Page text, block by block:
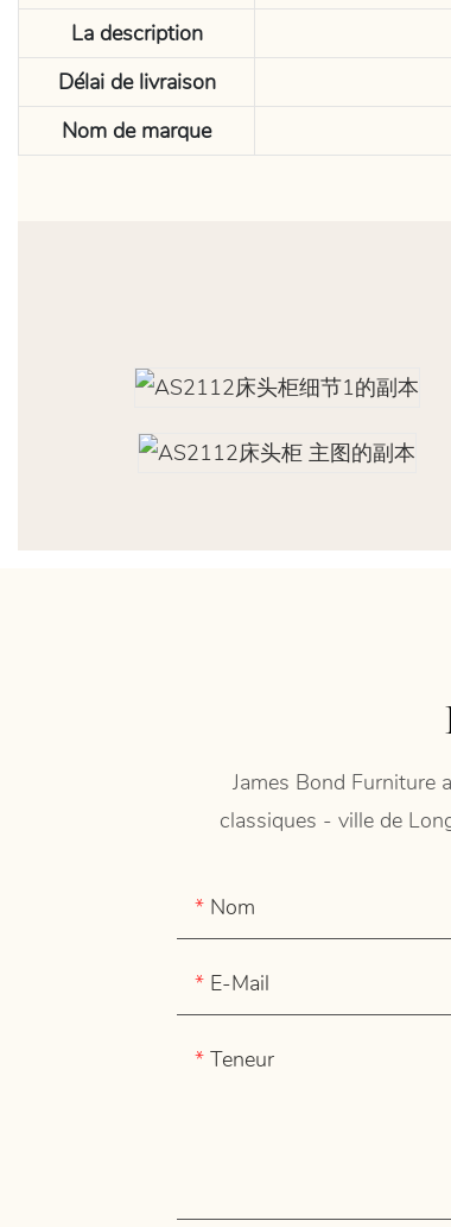
La description
Délai de livraison
Nom de marque
James Bond Furniture
classiques - ville de
Nom
E-Mail
Teneur